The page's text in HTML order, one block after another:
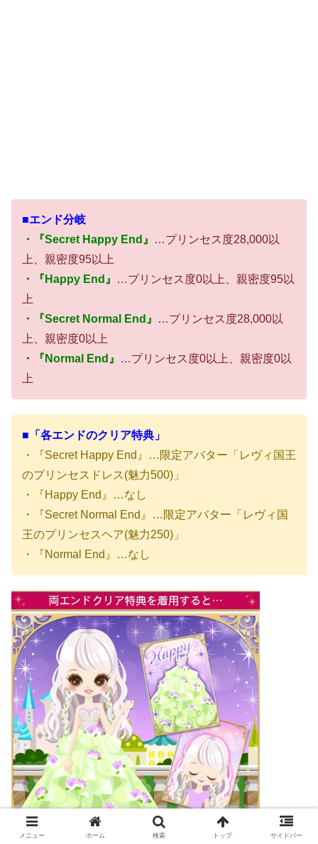
■エンド分岐
・『Secret Happy End』
…プリンセス度28,000以
上、親密度95以上
・『Happy End』
…プリンセス度0以上、親密度95以
上
・『Secret Normal End』
…プリンセス度28,000以
上、親密度0以上
・『Normal End』
…プリンセス度0以上、親密度0以
上
■「各エンドのクリア特典」
・『Secret Happy End』…限定アバター「レヴィ国王
のプリンセスドレス(魅力500)」
・『Happy End』…なし
・『Secret Normal End』…限定アバター「レヴィ国
王のプリンセスヘア(魅力250)」
・『Normal End』…なし
メニュー ホーム 検索 トップ サイドバー